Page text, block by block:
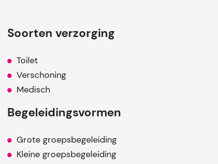
Soorten verzorging
Toilet
Verschoning
Medisch
Begeleidingsvormen
Grote groepsbegeleiding
Kleine groepsbegeleiding